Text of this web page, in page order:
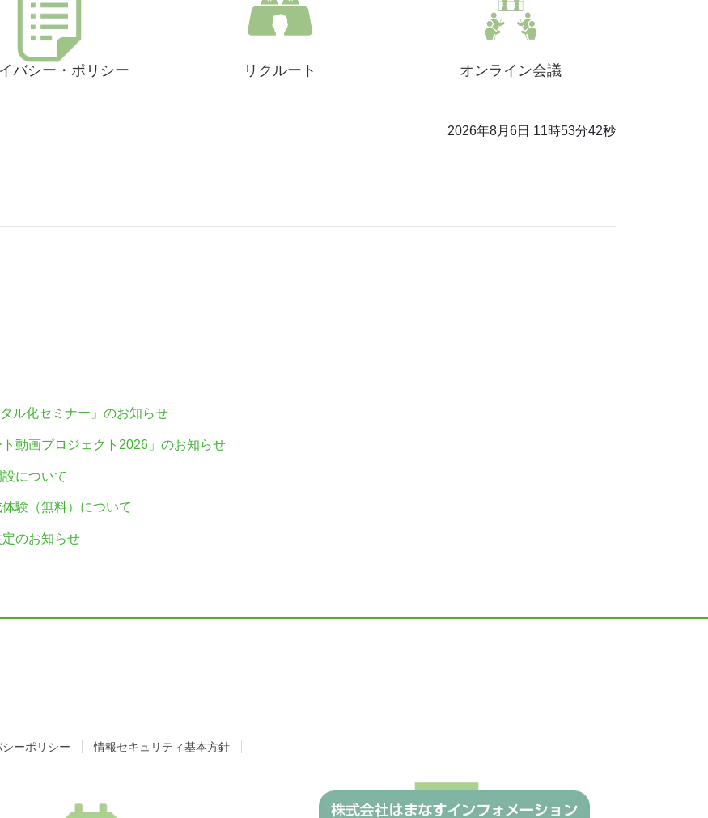
バシー・ポリシー リクルート オンライン会議
2026年8月6日 11時53分42秒
ル化セミナー」のお知らせ
ト動画プロジェクト2026」のお知らせ
について
験（無料）について
定のお知らせ
ーポリシー 情報セキュリティ基本方針